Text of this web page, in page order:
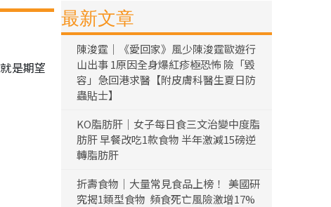
是期望
最新文章
陳浚霆｜《愛回家》風少陳浚霆歐遊行
山出事 1原因全身爆紅疹極恐怖 險「毀
容」急回港求醫【附皮膚科醫生夏日防
蟲貼士】
KO脂肪肝｜女子每日食三文治變中度脂
肪肝 早餐改吃1款食物 半年激減15磅逆
轉脂肪肝
折壽食物｜大量常見食品上榜！ 美國研
究揭1類型食物 頻食死亡風險激增17%